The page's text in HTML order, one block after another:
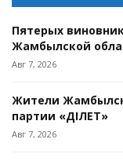
Пятерых
Жамбылской
Авг 7, 2026
Жители
партии «ӘДІЛЕТ»
Авг 7, 2026